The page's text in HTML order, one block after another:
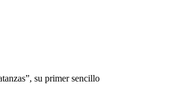
su primer sencillo